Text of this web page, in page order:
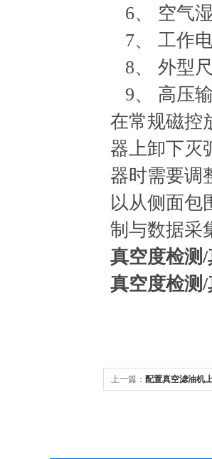
6、 空气
7、 工作
8、 外型
9、 高压
在常规磁控
器上卸下灭
器时需要调
以从侧面包
制与数据采
真空度检测
真空度检测
上一篇： 配置真空滤油机